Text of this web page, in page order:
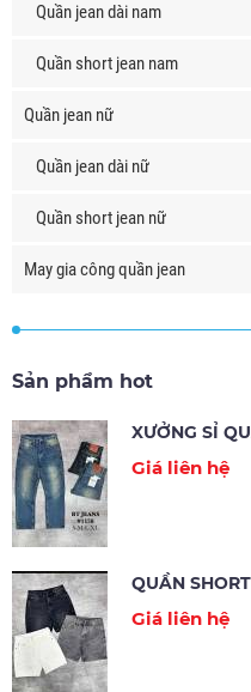
Quần jean dài nam
Quần short jean nam
Quần jean nữ
Quần jean dài nữ
Quần short jean nữ
May gia công quần jean
Sản phẩm hot
XƯỞNG SỈ
Giá liên hệ
QUẦN
Giá liên hệ